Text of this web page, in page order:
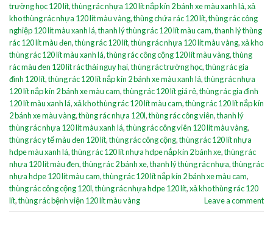
trường học 120 lít,thùng rác nhựa 120 lít nắp kín 2 bánh xe màu xanh lá,xả
kho thùng rác nhựa 120 lít màu vàng,thùng chứa rác 120 lít,thùng rác công
nghiệp 120 lít màu xanh lá,thanh lý thùng rác 120 lít màu cam,thanh lý thùng
rác 120 lít màu đen,thùng rác 120 lít,thùng rác nhựa 120 lít màu vàng,xả kho
thùng rác 120 lít màu xanh lá,thùng rác công cộng 120 lít màu vàng,thùng
rác màu đen 120 lít rác thải nguy hại,thùng rác trường học,thùng rác gia
đình 120 lít,thùng rác 120 lít nắp kín 2 bánh xe màu xanh lá,thùng rác nhựa
120 lít nắp kín 2 bánh xe màu cam,thùng rác 120 lít giá rẻ,thùng rác gia đình
120 lít màu xanh lá,xả kho thùng rác 120 lít màu cam,thùng rác 120 lít nắp kín
2 bánh xe màu vàng,thùng rác nhựa 120l,thùng rác công viên,thanh lý
thùng rác nhựa 120 lít màu xanh lá,thùng rác công viên 120 lít màu vàng,
thùng rác y tế màu đen 120 lít,thùng rác công cộng,thùng rác 120 lít nhựa
hdpe màu xanh lá,thùng rác 120 lít nhựa hdpe nắp kín 2 bánh xe,thùng rác
nhựa 120 lít màu đen,thùng rác 2 bánh xe,thanh lý thùng rác nhựa,thùng rác
nhựa hdpe 120 lít màu cam,thùng rác 120 lít nắp kín 2 bánh xe màu cam,
thùng rác công cộng 120l,thùng rác nhựa hdpe 120 lít,xả kho thùng rác 120
lít,thùng rác bệnh viện 120 lít màu vàng Leave a comment